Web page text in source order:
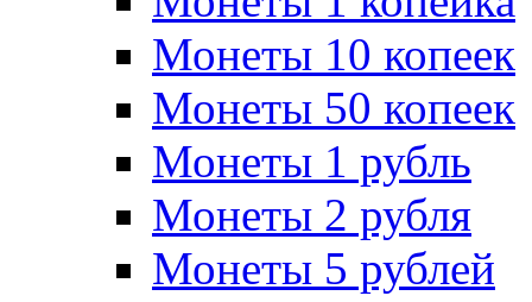
Монеты 10 копеек
Монеты 50 копеек
Монеты 1 рубль
Монеты 2 рубля
Монеты 5 рублей